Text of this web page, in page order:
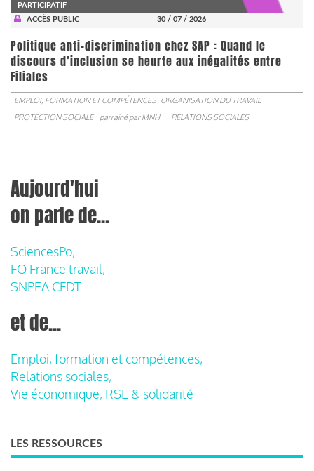
PARTICIPATIF
ACCÈS PUBLIC
30 / 07 / 2026
Politique anti-discrimination chez SAP : Quand le
discours d’inclusion se heurte aux inégalités entre
Filiales
EMPLOI, FORMATION ET COMPÉTENCES ORGANISATION DU TRAVAIL
PROTECTION SOCIALE
parrainé parMNH RELATIONS SOCIALES
Aujourd'hui
on parle de...
SciencesPo,
FO France travail,
SNPEA CFDT
et de...
Emploi, formation et compétences,
Relations sociales,
Vie économique, RSE & solidarité
LES RESSOURCES